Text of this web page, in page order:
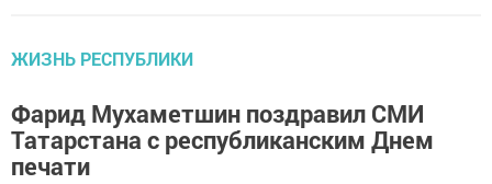
ЖИЗНЬ РЕСПУБЛИКИ
Фарид Мухаметшин поздравил СМИ
Татарстана с республиканским Днем
печати